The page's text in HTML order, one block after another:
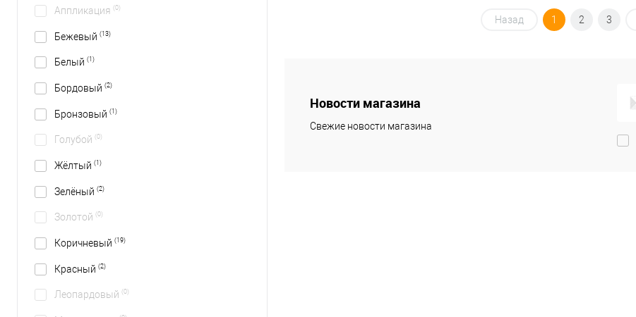
Аппликация (0)
Бежевый (13)
Белый (1)
Бордовый (2)
Бронзовый (1)
Голубой (0)
Жёлтый (1)
Зелёный (2)
Золотой (0)
Коричневый (19)
Красный (2)
Леопардовый (0)
Назад 1 2 3
Новости магазина
Свежие новости магазина